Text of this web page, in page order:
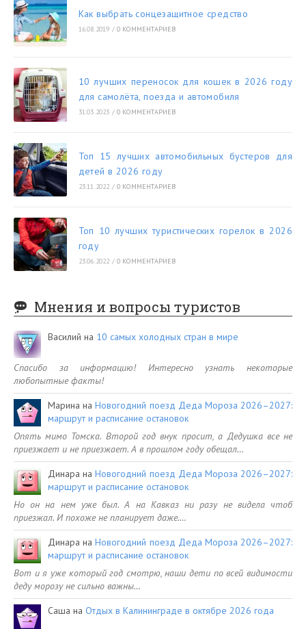
Как выбрать сонцезащитное средство
16.08.2019 / 0 КОММЕНТАРИЕВ
10 лучших переносок для кошек в 2026 году
для самолёта, поезда и автомобиля
31.03.2023 / 0 КОММЕНТАРИЕВ
Топ 15 лучших автомобильных бустеров для
детей в 2026 году
23.11.2022 / 0 КОММЕНТАРИЕВ
Топ 10 лучших туристических горелок в 2026
году
23.06.2022 / 0 КОММЕНТАРИЕВ
Мнения и вопросы туристов
Василий на 10 самых холодных стран в мире
Спасибо за информацию! Интересно узнать некоторые
любопытные факты!
Марина наНовогодний поезд Деда Мороза 2026–2027:
маршрут и расписание остановок
Опять мимо Томска. Второй год внук просит, а Дедушка все не
приезжает и не приезжает. А в прошлом году обещал…
Динара наНовогодний поезд Деда Мороза 2026–2027:
маршрут и расписание остановок
Но он на нем уже был. А на Кавказ ни разу не видела чтоб
приезжал. И похоже не планирует даже.…
Динара наНовогодний поезд Деда Мороза 2026–2027:
маршрут и расписание остановок
Вот и я уже который год смотрю, наши дети по всей видимости
деду морозу не сильно важны…
Саша на Отдых в Калининграде в октябре 2026 года